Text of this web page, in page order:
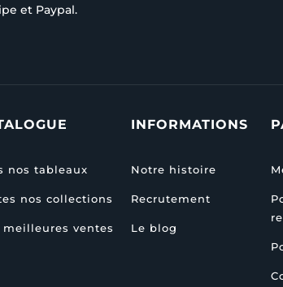
et Paypal.
nos tableaux
nos collections
meilleures ventes
INFORMATIONS
Notre histoire
Recrutement
Le blog